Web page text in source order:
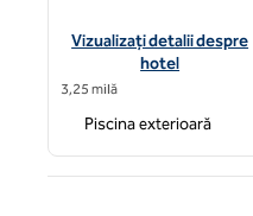
Vizualizați detaliile
Vizualizați detalii despre
hotel
3,25 milă
Piscina exterioară